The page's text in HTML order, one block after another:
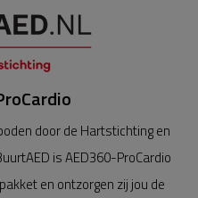
door de Hartstichting en
is AED360-ProCardio
en ontzorgen zij jou de